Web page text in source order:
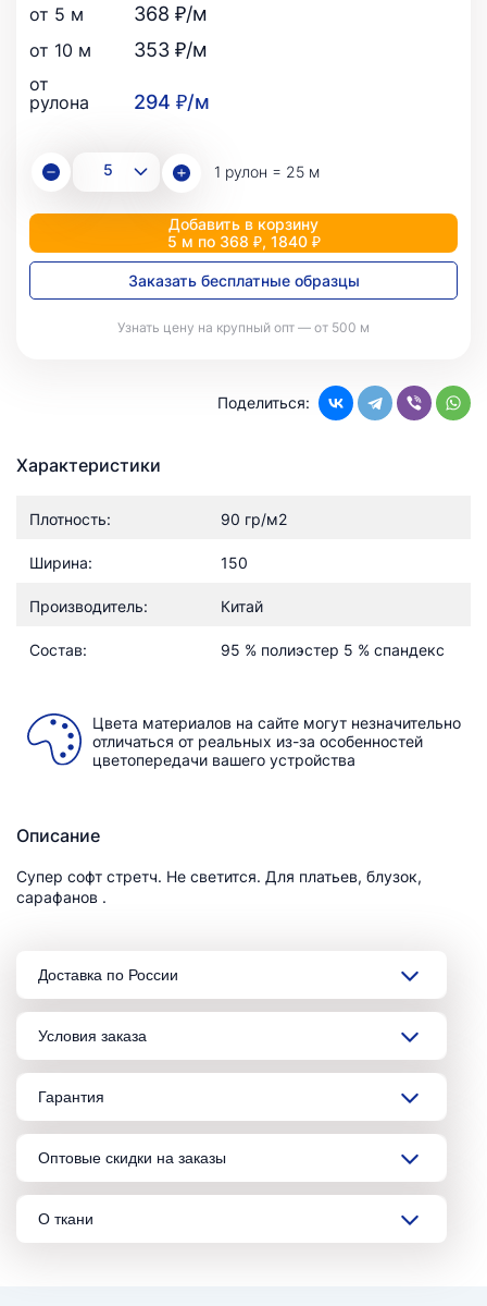
от 5 м 368 ₽/м
от 10 м 353 ₽/м
от
рулона
294 ₽/м
1 рулон = 25 м
Добавить в корзину
5 м по 368 ₽, 1840 ₽
Заказать бесплатные образцы
Узнать цену на крупный опт — от 500 м
Поделиться:
Характеристики
Плотность: 90 гр/м2
Ширина: 150
Производитель: Китай
Состав: 95 % полиэстер 5 % спандекс
Цвета материалов на сайте могут незначительно
отличаться от реальных из-за особенностей
цветопередачи вашего устройства
Описание
Супер софт стретч. Не светится. Для платьев, блузок,
сарафанов .
Доставка по России
Условия заказа
Гарантия
Оптовые скидки на заказы
О ткани